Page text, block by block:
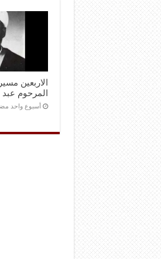
الاربعين
المرحوم عبد
‏أسبوع واحد